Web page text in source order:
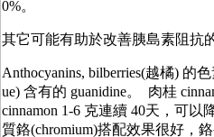
0%。
其它可能有助於改善胰島素阻抗
Anthocyanins, bilberries(越橘) 的
ue) 含有的 guanidine。 肉桂
cinnamon 1-6 克連續 40天，可以
質鉻(chromium)搭配效果很好，